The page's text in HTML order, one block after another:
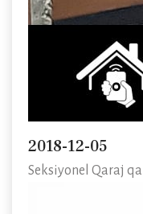
2018-12-05
Seksiyonel Qaraj